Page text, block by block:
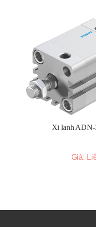
Xi lanh
Giá: